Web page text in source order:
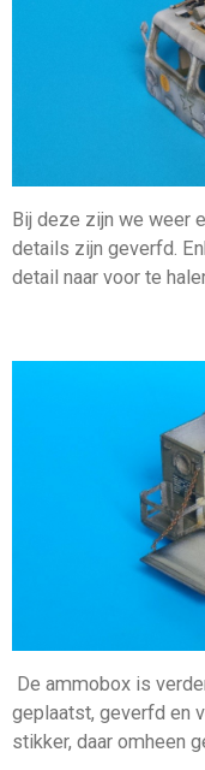
Bij deze zijn we weer
details zijn geverfd.
detail naar voor te
De ammobox is
geplaatst, geverfd en
stikker, daar omheen